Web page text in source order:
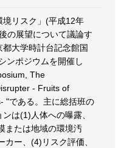
リスク」(平成12年
の展望について議論す
大学時計台記念館国
ンポジウムを開催し
The
- Fruits of
"である。主に総括班の
は(1)人体への曝露、
または地域の環境汚
ー、(4)リスク評価、